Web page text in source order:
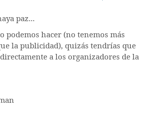
paz...
podemos hacer (no tenemos más
la publicidad), quizás tendrías que
a los organizadores de la